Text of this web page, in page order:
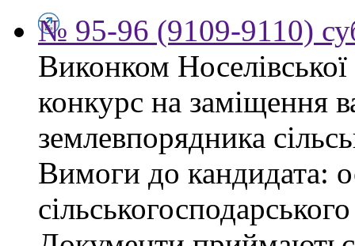
№ 95-96 (9109-9110)
Виконком
конкурс на заміщення
землевпорядника
Вимоги до кандидата: